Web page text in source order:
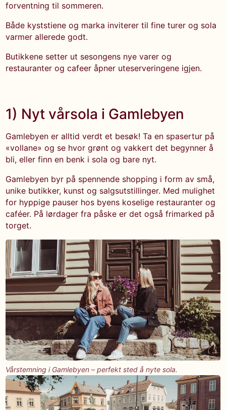
forventning til sommeren.
Både kyststiene og marka inviterer til fine turer og sola
varmer allerede godt.
Butikkene setter ut sesongens nye varer og
restauranter og cafeer åpner uteserveringene igjen.
1) Nyt vårsola i Gamlebyen
Gamlebyen er alltid verdt et besøk! Ta en spasertur på
«vollane» og se hvor grønt og vakkert det begynner å
bli, eller finn en benk i sola og bare nyt.
Gamlebyen byr på spennende shopping i form av små,
unike butikker, kunst og salgsutstillinger. Med mulighet
for hyppige pauser hos byens koselige restauranter og
caféer. På lørdager fra påske er det også frimarked på
torget.
Vårstemning i Gamlebyen – perfekt sted å nyte sola.